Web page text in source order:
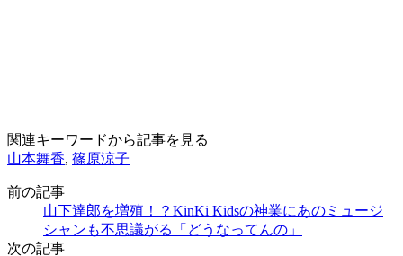
関連キーワードから記事を見る
山本舞香, 篠原涼子
前の記事
山下達郎を増殖！？KinKi Kidsの神業にあのミュージ
シャンも不思議がる「どうなってんの」
次の記事